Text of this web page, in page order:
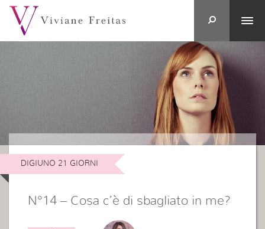
DIGIUNO 21 GIORNI
N°14 – Cosa c’è di sbagliato in me?